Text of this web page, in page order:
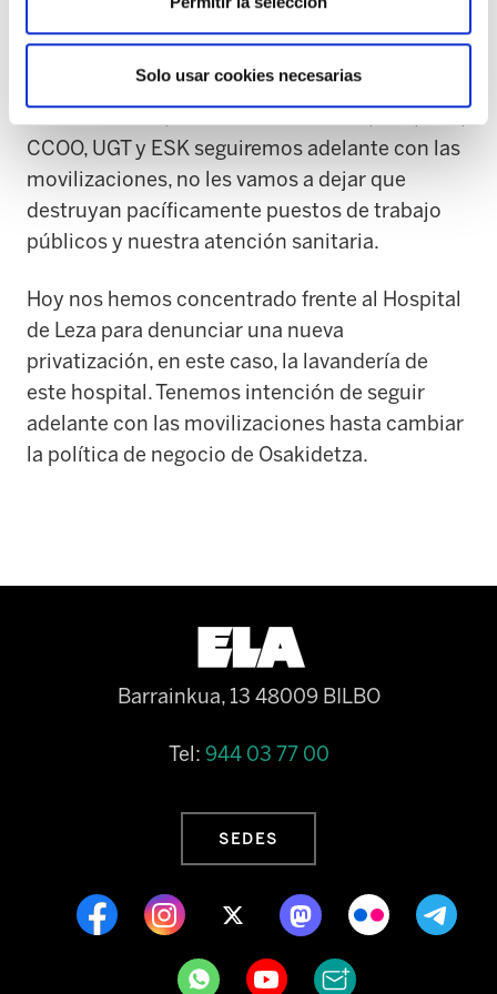
Solo usar cookies necesarias
revisar los 350 millones que Osakidetza gasta
Mientras tanto, los sindicatos SATSE, ELA, LAB,
CCOO, UGT y ESK seguiremos adelante con las
movilizaciones, no les vamos a dejar que
destruyan pacíficamente puestos de trabajo
públicos y nuestra atención sanitaria.
Hoy nos hemos concentrado frente al Hospital
de Leza para denunciar una nueva
privatización, en este caso, la lavandería de
este hospital. Tenemos intención de seguir
adelante con las movilizaciones hasta cambiar
la política de negocio de Osakidetza.
Barrainkua, 13 48009 BILBO
Tel: 944 03 77 00
SEDES